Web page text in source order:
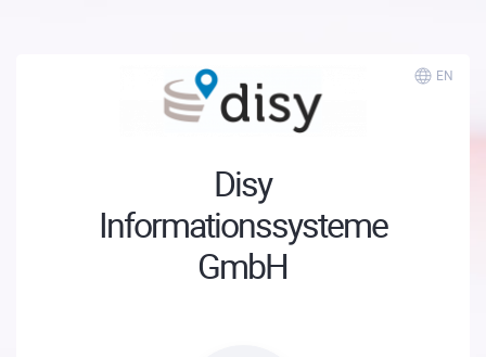
EN
Disy
Informationssysteme
GmbH